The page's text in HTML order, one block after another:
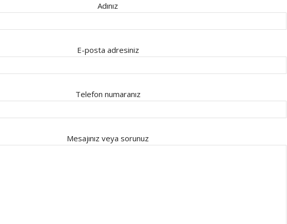
Adınız
E-posta adresiniz
Telefon numaranız
Mesajınız veya sorunuz